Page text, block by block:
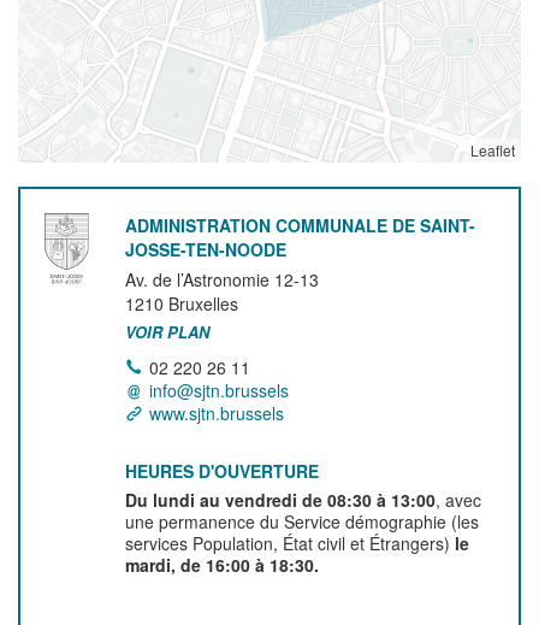
Leaflet
ADMINISTRATION COMMUNALE DE SAINT-
JOSSE-TEN-NOODE
Av. de l’Astronomie 12-13
1210 Bruxelles
VOIR PLAN
02 220 26 11
info@sjtn.brussels
www.sjtn.brussels
HEURES D'OUVERTURE
Du lundi au vendredi de 08:30 à 13:00, avec
une permanence du Service démographie (les
services Population, État civil et Étrangers) le
mardi, de 16:00 à 18:30.